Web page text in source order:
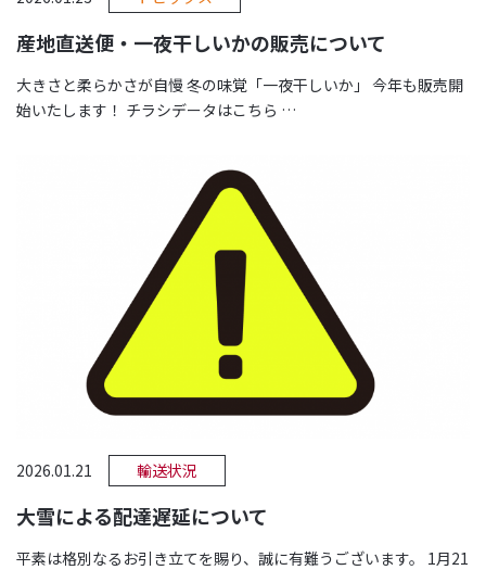
産地直送便・一夜干しいかの販売について
大きさと柔らかさが自慢 冬の味覚「一夜干しいか」 今年も販売開
始いたします！ チラシデータはこちら …
2026.01.21 輸送状況
大雪による配達遅延について
平素は格別なるお引き立てを賜り、誠に有難うございます。 1月21